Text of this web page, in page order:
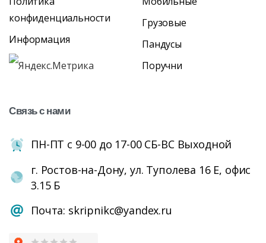
конфиденциальности
Информация
Грузовые
Пандусы
Поручни
Связьснами
ПН-ПТ с 9-00 до 17-00 СБ-ВС Выходной
г. Ростов-на-Дону, ул. Туполева 16 Е, офис
3.15 Б
Почта: skripnikc@yandex.ru